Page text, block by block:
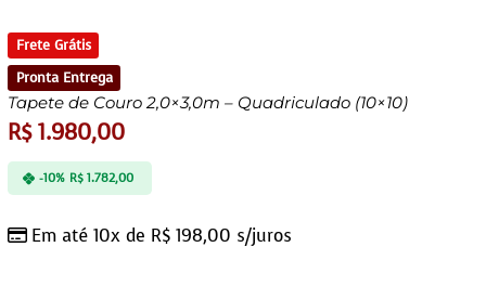
Frete Grátis
Pronta Entrega
Tapete de Couro 2,0×3,0m – Quadriculado (10×10)
R$1.980,00
Em até 10x de R$ 198,00 s/juros
-10% R$1.782,00